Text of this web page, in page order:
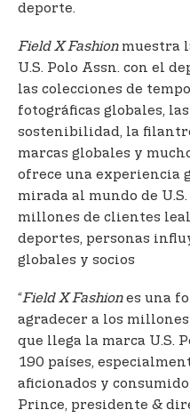
deporte.
Field X Fashionmuestra
U.S. Polo Assn. con el
las colecciones de
fotográficas globales,
sostenibilidad, la
marcas globales y
ofrece una experiencia
mirada al mundo de
millones de clientes
deportes, personas
globales y socios
“Field X Fashiones una
agradecer a los
que llega la marca U.S.
190 países,
aficionados y
Prince, presidente &